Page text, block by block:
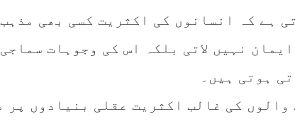
ہے کہ انسانوں کی اکثریت کسی بھی
نہیں لاتی بلکہ اس کی وجوہات
ہوتی ہیں۔
والوں کی غالب اکثریت عقلی بنیادوں پر